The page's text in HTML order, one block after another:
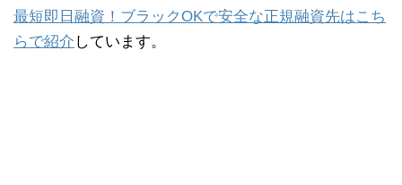
最短即日融資！ブラックOKで安全な正規融資先はこち
らで紹介 しています。